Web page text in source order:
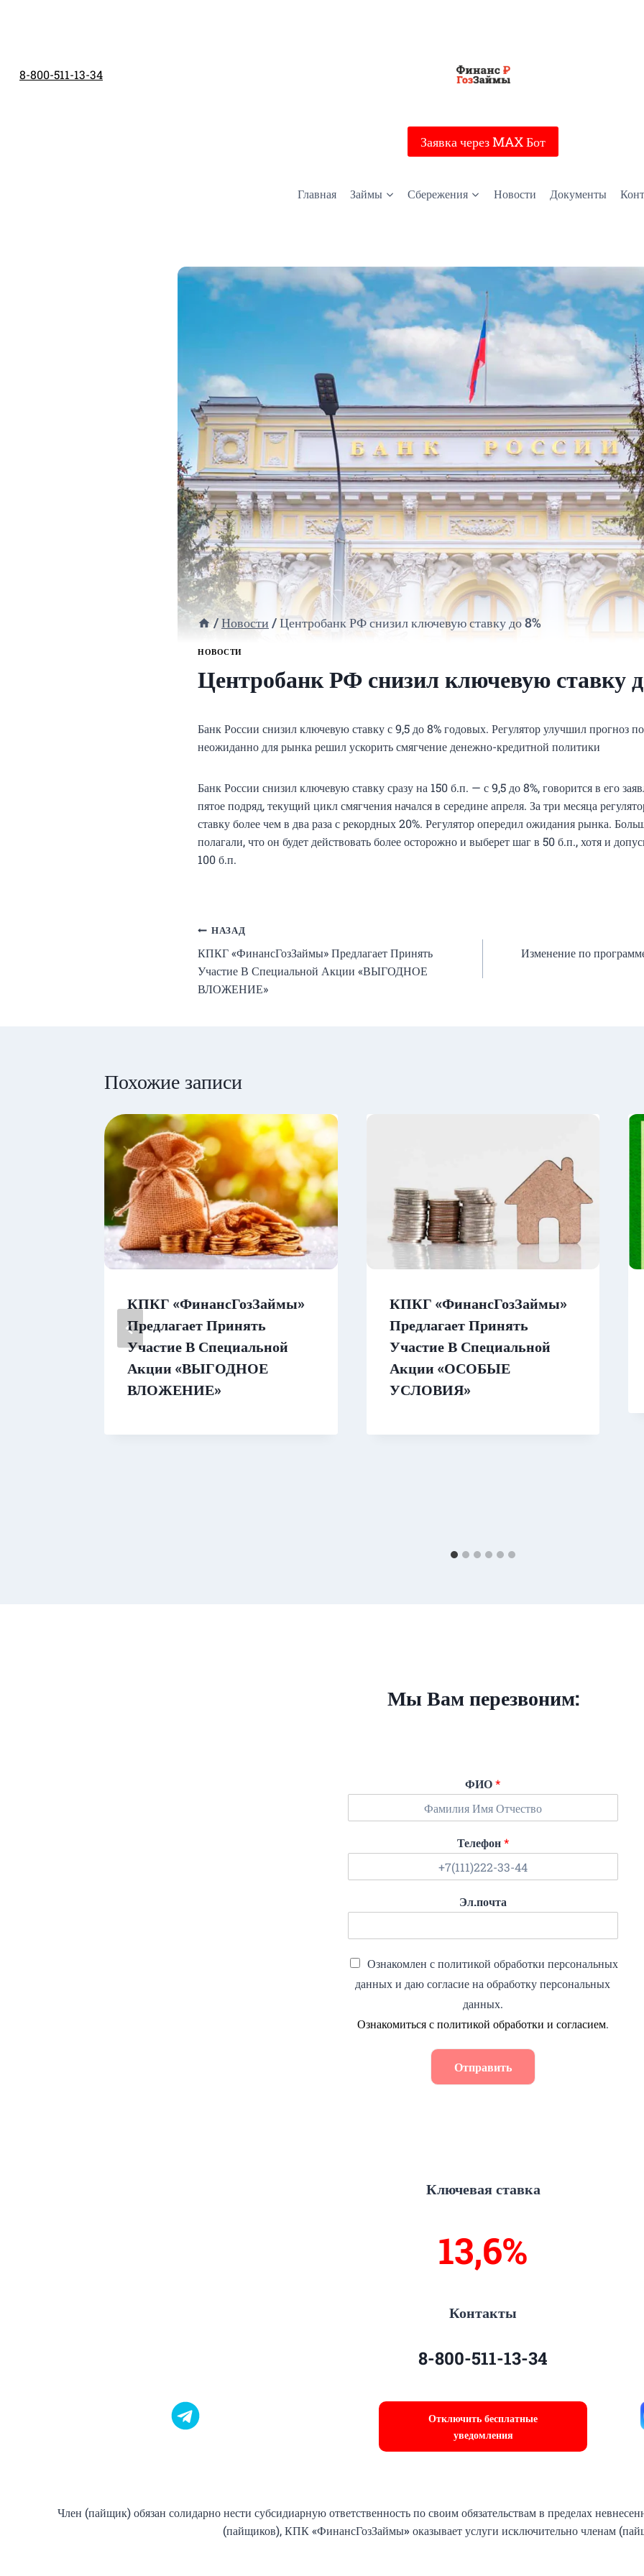
8-800-511-13-34
Заявка через MAX Бот
Главная Займы Сбережения Новости Документы
/Новости /Центробанк РФ снизил ключевую ставку до 8%
НОВОСТИ
Центробанк РФ снизил ключевую ставку
Банк России снизил ключевую ставку с 9,5 до 8% годовых. Регулятор улучшил прогноз
неожиданно для рынка решил ускорить смягчение денежно-кредитной политики
Банк России снизил ключевую ставку сразу на 150 б.п. — с 9,5 до 8%, говорится в его
пятое подряд, текущий цикл смягчения начался в середине апреля. За три месяца
ставку более чем в два раза с рекордных 20%. Регулятор опередил ожидания рынка.
полагали, что он будет действовать более осторожно и выберет шаг в 50 б.п., хотя и
100 б.п.
Навигация
по
записям
НАЗАД
КПКГ «ФинансГозЗаймы» Предлагает Принять
Участие В Специальной Акции «ВЫГОДНОЕ
ВЛОЖЕНИЕ»
Изменение по
Похожие записи
КПКГ «ФинансГозЗаймы»
Предлагает Принять
Участие В Специальной
Акции «ВЫГОДНОЕ
ВЛОЖЕНИЕ»
КПКГ «ФинансГозЗаймы»
Предлагает Принять
Участие В Специальной
Акции «ОСОБЫЕ
УСЛОВИЯ»
Мы Вам перезвоним:
ФИО*
Телефон*
Эл.почта
Ознакомлен с политикой обработки персональных
данных и даю согласие на обработку персональных
данных.
Ознакомиться с политикой обработки и согласием.
Отправить
Ключевая ставка
13,9%
Контакты
8-800-511-13-34
Отключить бесплатные
уведомления
Член (пайщик) обязан солидарно нести субсидиарную ответственность по своим обязательствам в пределах
(пайщиков), КПК «ФинансГозЗаймы»оказывает услуги исключительно членам